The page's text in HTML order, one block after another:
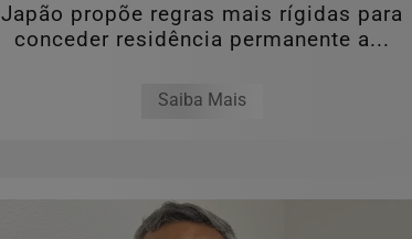
Japão propõe regras mais rígidas para
conceder residência permanente a...
Saiba Mais